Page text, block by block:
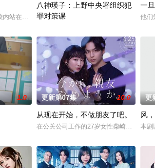
庆伊为中心，讲述这两个
内站在金字塔顶端的五藤直也（小川饰），以及每天
八神瑛子：上野中央署组织犯
罪对策课
一
他们
诊所突然倒闭而失业。
1.0 更新第07集 10.0
从现在开始，不做朋友了吧。
在公关公司工作的27岁女性柴崎希麻里性
更
风
本剧